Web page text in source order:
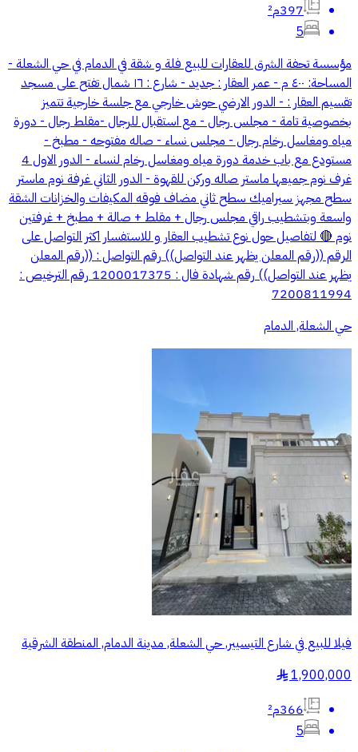
397م²
5
مؤسسة تحفة الشرق للعقارات للبيع فلة و شقة في الدمام في حي الشعلة -
المساحة: ٤٠٠ م - عمر العقار : جديد - شارع : ١٦ شمال تفتح على مسجد
تقسيم العقار : - الدور الارضي حوش خارجي مع جلسة خارجية تتميز
بخصوصية تامة - مجلس رجال - مع استقبال للرجال -مقلط رجال - دورة
مياه ومغاسل رخام رجال - مجلس نساء - صاله مفتوحه - مطبخ -
مستودع مع باب خدمة دورة مياه ومغاسل رخام لنساء - الدور الاول 4
غرف نوم جميعها ماستر صاله وركن للقهوة - الدور الثاني غرفة نوم ماستر
سطح مجهز سيراميك سطح ثاني مضاف فوقه المكيفات والخزانات الشقة
واسعة وبتشطيب راقي مجلس رجال + مقلط + صالة + مطبخ + غرفتين
نوم 🔴 لتفاصيل حول نوع تشطيب العقار و للاستفسار اكثر التواصل على
الرقم ((رقم المعلن يظهر عند التواصل)) رقم التواصل : ((رقم المعلن
يظهر عند التواصل)) رقم شهادة فال : 1200017375 رقم الترخيص :
7200811994
حي الشعلة, الدمام
فيلا للبيع في شارع التيسيير, حي الشعلة, مدينة الدمام, المنطقة الشرقية
1,900,000
§
366م²
5